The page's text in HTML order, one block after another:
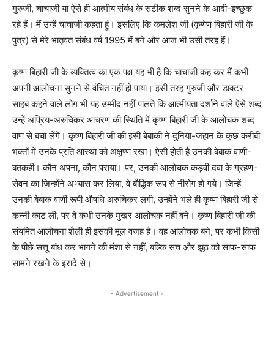
गुरुजी, चाचाजी या ऐसे ही आत्मीय संबंध के सटीक शब्द सुनने के आदी-इच्छुक
रहे हैं। मैं उन्हें चाचाजी कहता हूं। इसलिए कि कमलेश जी (कृणेण बिहारी जी के
पुत्र) से मेरे भातृवत संबंध वर्ष 1995 में बने और आज भी उसी तरह हैं।
कृष्ण बिहारी जी के व्यक्तित्व का एक पक्ष यह भी है कि चाचाजी कह कर मैं कभी
अपनी आलोचना सुनने से वंचित नहीं हो पाया। इसी तरह गुरुजी और डाक्टर
साहब कहने वाले लोग भी यह उम्मीद नहीं पालते कि आत्मीयता दर्शाने वाले ऐसे शब्द
उन्हें अप्रिय-अरुचिकर आचरण की स्थिति में कृष्ण बिहारी जी के आलोचक शब्द
वाण से बचा लेंगे। कृष्ण बिहारी जी की इसी बेबाकी ने दुनिया-जहान के कुछ करीबी
भक्तों में उनके प्रति आस्था को अक्षुण्ण रखा। ऐसी होती है उनकी बेबाक वाणी-
बतकही। कौन अपना, कौन पराया। पर, उनकी आलोचक कड़वी दवा के ग्रहण-
सेवन का जिन्होंने अभ्यास कर लिया, वे बौद्धिक रूप से नीरोग हो गये। जिन्हें
उनकी बेबाक वाणी रूपी औषधि अरुचिकर लगी, उन्होंने भले ही कृष्ण बिहारी जी से
कन्नी काट ली, पर वे कभी उनके मुखर आलोचक नहीं बने। कृष्ण बिहारी जी की
संयमित आलोचना शैली ही इसकी मूल वजह है। वह आलोचक बने, पर कभी किसी
के पीछे सत्तू बांध कर भागने की मंशा से नहीं, बल्कि सच और झूठ को साफ-साफ
सामने रखने के इरादे से।
- Advertisement -